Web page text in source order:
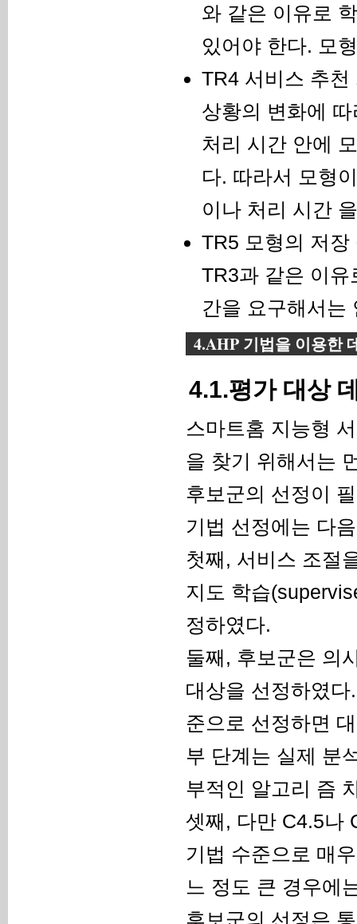
와 같은 이유로
있어야 한다. 모
TR4 서비스 추천
상황의 변화에
처리 시간 안에
다. 따라서 모형
이나 처리 시간
TR5 모형의 저장
TR3과 같은 이
간을 요구해서는
4.AHP 기법을 이용한
4.1.평가 대상
스마트홈 지능형
을 찾기 위해서는
후보군의 선정이
기법 선정에는 다
첫째, 서비스 조절
지도 학습
정하였다.
둘째, 후보군은 의
대상을 선정하였
준으로 선정하면
부 단계는 실제 분
부적인 알고리 즘
셋째, 다만 C4.5나
기법 수준으로 매
느 정도 큰 경우에
후보군의 선정은